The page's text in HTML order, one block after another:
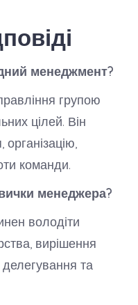
менеджмент?
групою
цілей. Він
команди.
менеджера?
володіти
вирішення
та